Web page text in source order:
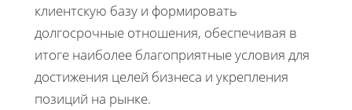
клиентскую базу и формировать
долгосрочные отношения, обеспечивая в
итоге наиболее благоприятные условия для
достижения целей бизнеса и укрепления
позиций на рынке.